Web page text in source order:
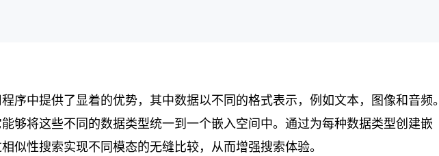
序中提供了显着的优势，其中数据以不同的格式表示，例如文本，图像和音频。
够将这些不同的数据类型统一到一个嵌入空间中。通过为每种数据类型创建嵌
似性搜索实现不同模态的无缝比较，从而增强搜索体验。